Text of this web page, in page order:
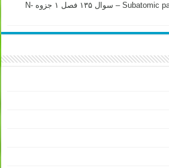
Subatomic particles – valence electrons – سوال ۱۳۵ فصل ۱ جزوه N-